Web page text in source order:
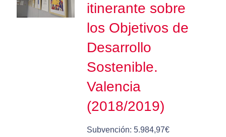
itinerante sobre
los Objetivos de
Desarrollo
Sostenible.
Valencia
(2018/2019)
Subvención: 5.984,97€